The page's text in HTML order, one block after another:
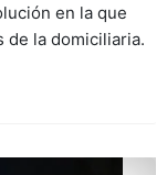
en la que
de la domiciliaria.